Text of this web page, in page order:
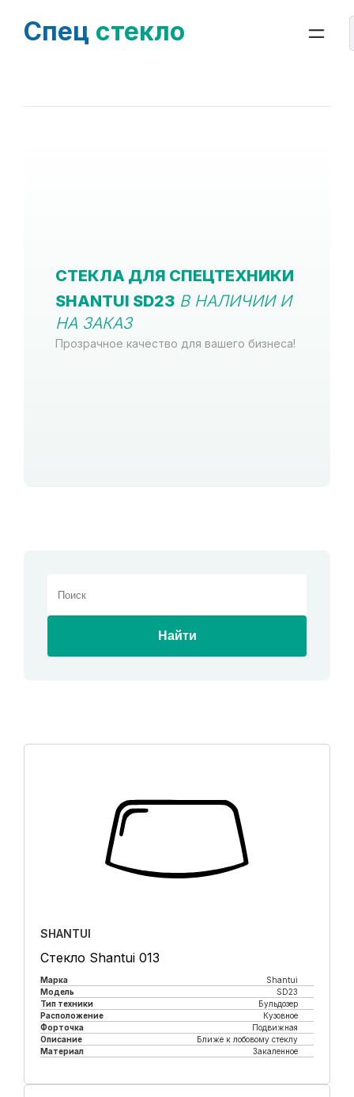
Спец стекло
СТЕКЛА ДЛЯ СПЕЦТЕХНИКИ
SHANTUI SD23 В НАЛИЧИИ И
НА ЗАКАЗ
Прозрачное качество для вашего бизнеса!
Найти
SHANTUI
Стекло Shantui 013
Марка
Shantui
Модель
SD23
Тип техники
Бульдозер
Расположение
Кузовное
Форточка
Подвижная
Описание
Ближе к лобовому стеклу
Материал
Закаленное